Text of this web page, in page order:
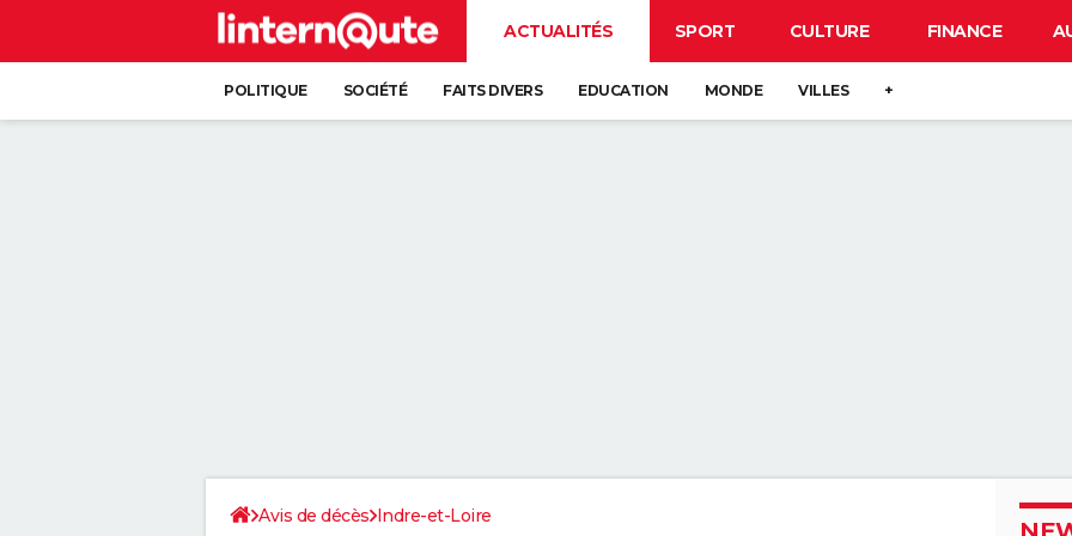
ACTUALITÉS SPORT CULTURE FINANCE
POLITIQUE SOCIÉTÉ FAITS DIVERS EDUCATION MONDE VILLES +
Avis de décès Indre-et-Loire